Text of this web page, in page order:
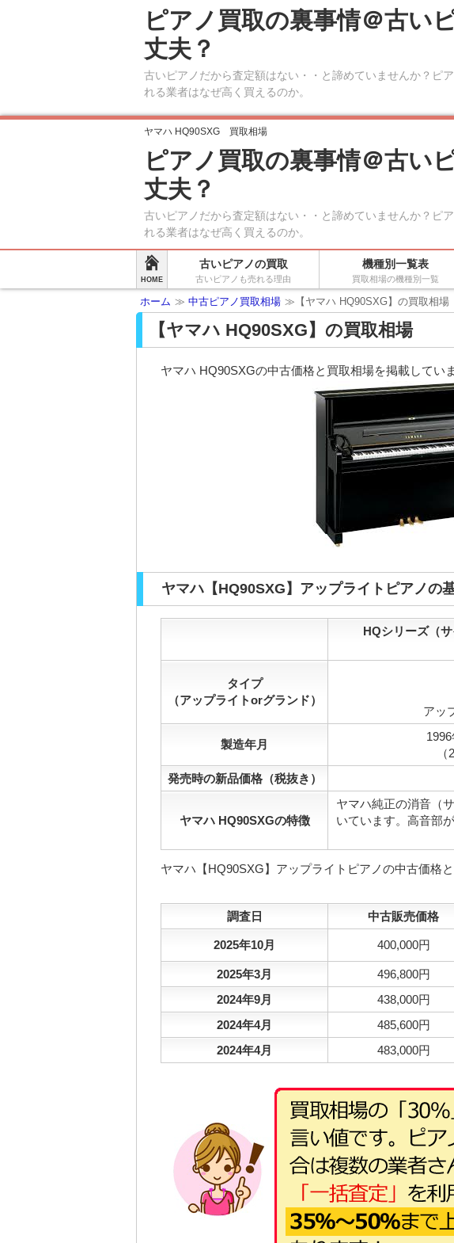
ピアノ買取の裏事情＠古い
丈夫？
古いピアノだから査定額はない・・と諦めていませんか？ピ
れる業者はなぜ高く買えるのか。
ヤマハ HQ90SXG 買取相場
ピアノ買取の裏事情＠古い
丈夫？
古いピアノだから査定額はない・・と諦めていませんか？ピ
れる業者はなぜ高く買えるのか。
HOME
古いピアノの買取
古いピアノも売れる理由
機種別一覧表
買取相場の機種別一覧
ホーム ≫ 中古ピアノ買取相場 ≫【ヤマハ HQ90SXG】の買取相場
【ヤマハ HQ90SXG】の買取相場
ヤマハ HQ90SXGの中古価格と買取相場を掲載していま
ヤマハ【HQ90SXG】アップライトピアノの
HQシリーズ（
タイプ
（アップライトorグランド）
アッ
製造年月
発売時の新品価格（税抜き）
ヤマハ HQ90SXGの特徴
ヤマハ純正の消音（
いています。高音部
ヤマハ【HQ90SXG】アップライトピアノの中古価格
調査日 中古販売価格
2025年10月 400,000円
2025年3月 496,800円
2024年9月
438,000円
2024年4月
485,600円
2024年4月
483,000円